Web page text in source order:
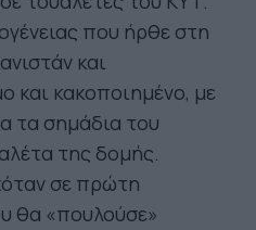
που ήρθε στη
και
και κακοποιημένο, με
τα σημάδια του
της δομής.
σε πρώτη
θα «πουλούσε»